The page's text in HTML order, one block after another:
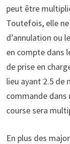
peut être
Toutefois, elle
d’annulation ou
en compte dans
de prise en
lieu ayant 2.5
commande dans
course sera
En plus des